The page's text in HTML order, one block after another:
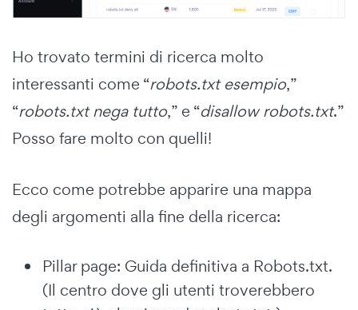
Ho trovato termini di ricerca molto
interessanti come “robots.txt esempio,”
“robots.txt nega tutto,” e “disallow robots.txt.”
Posso fare molto con quelli!
Ecco come potrebbe apparire una mappa
degli argomenti alla fine della ricerca:
Pillar page: Guida definitiva a Robots.txt.
(Il centro dove gli utenti troverebbero